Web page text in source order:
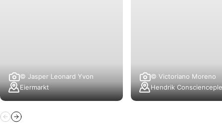
© Jasper Leonard Yvon
Eiermarkt
© Victoriano Moreno
Hendrik